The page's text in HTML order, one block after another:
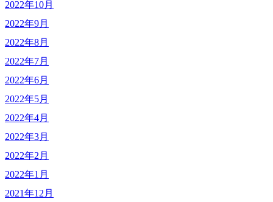
2022年10月
2022年9月
2022年8月
2022年7月
2022年6月
2022年5月
2022年4月
2022年3月
2022年2月
2022年1月
2021年12月